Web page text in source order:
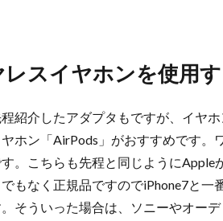
レスイヤホンを使用
紹介したアダプタもですが、イヤ
ホン「AirPods」がおすすめです
。こちらも先程と同じようにApple
もなく正規品ですのでiPhone7と
そういった場合は、ソニーやオー